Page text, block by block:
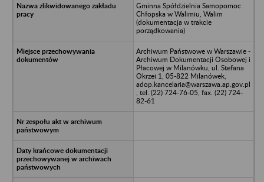
Gminna Spółdzielnia Samopomoc
Chłopska w Walimiu, Walim
(dokumentacja w trakcie
porządkowania)
Archiwum Państwowe w Warszawie -
Archiwum Dokumentacji Osobowej i
Płacowej w Milanówku, ul. Stefana
Okrzei 1, 05-822 Milanówek,
adop.kancelaria@warszawa.ap.gov.pl
, tel. (22) 724-76-05, fax. (22) 724-
82-61